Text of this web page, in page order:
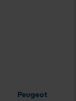
Peugeot